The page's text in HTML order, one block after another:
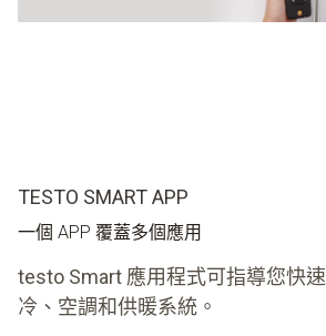
TESTO SMART APP
一個 APP 覆蓋多個應用
testo Smart 應用程式可指導您快
冷、空調和供暖系統。